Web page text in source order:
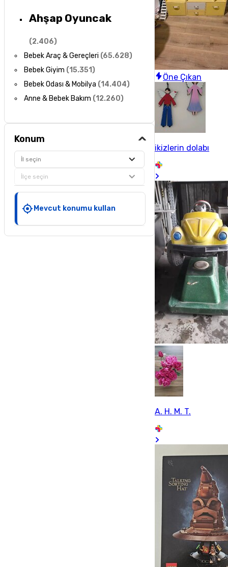
Ahşap Oyuncak
(2.406)
Bebek Araç & Gereçleri (65.628)
Bebek Giyim (15.351)
Bebek Odası & Mobilya (14.404)
Anne & Bebek Bakım (12.260)
Konum
İl seçin
İlçe seçin
Mevcut konumu kullan
Öne Çıkan
ikizlerin dolabı
A. H. M. T.